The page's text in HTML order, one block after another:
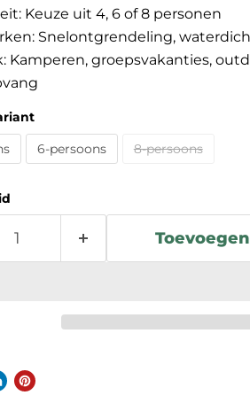
Keuze uit 4, 6 of 8 personen
Snelontgrendeling,
Kamperen, groepsvakanties,
6-persoons 8-persoons